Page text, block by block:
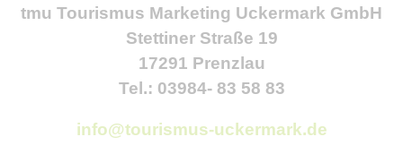
Kontakt
tmu Tourismus Marketing Uckermark GmbH
Stettiner Straße 19
17291 Prenzlau
Tel.: 03984- 83 58 83
info@tourismus-uckermark.de